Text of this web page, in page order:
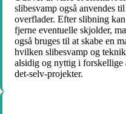
slibesvamp også anvendes
overflader. Efter slibning
fjerne eventuelle skjolder,
også bruges til at skabe en
hvilken slibesvamp og
alsidig og nyttig i forskellige
det-selv-projekter.